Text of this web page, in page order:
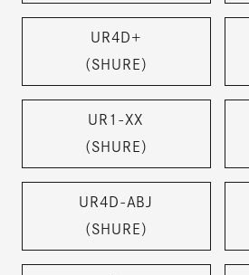
UR4D+
（SHURE）
UR1-XX
（SHURE）
UR4D-ABJ
（SHURE）